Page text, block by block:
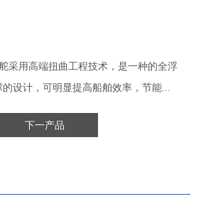
采用高端扭曲工程技术，是一种的全浮
设计，可明显提高船舶效率，节能...
下一产品